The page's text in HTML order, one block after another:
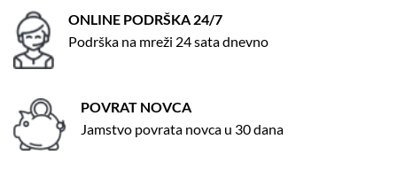
ONLINE PODRŠKA 24/7
Podrška na mreži 24 sata dnevno
POVRAT NOVCA
Jamstvo povrata novca u 30 dana